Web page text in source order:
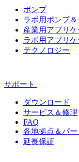
ポンプ
ラボ用ポンプ
産業用アプリ
ラボ用アプリ
テクノロジー
サポート
ダウンロード
サービス＆修理
FAQ
各地拠点＆パー
延長保証